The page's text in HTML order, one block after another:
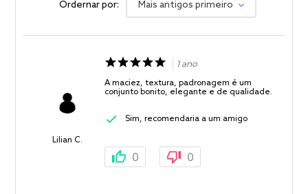
Ordernar por: Mais antigos primeiro
Lilian C.
1 ano
A maciez, textura, padronagem é um
conjunto bonito, elegante e de qualidade.
Sim, recomendaria a um amigo
0 0